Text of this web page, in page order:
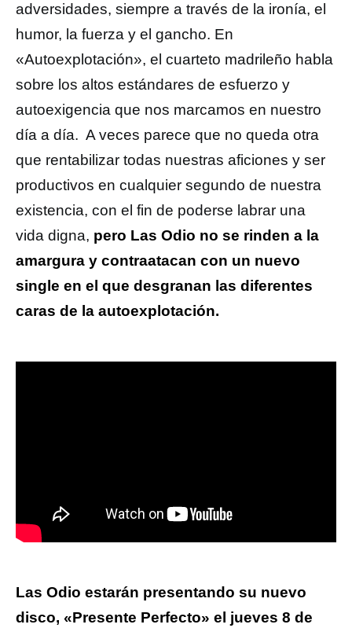
adversidades, siempre a través de la ironía, el
humor, la fuerza y el gancho. En
«Autoexplotación», el cuarteto madrileño habla
sobre los altos estándares de esfuerzo y
autoexigencia que nos marcamos en nuestro
día a día. A veces parece que no queda otra
que rentabilizar todas nuestras aficiones y ser
productivos en cualquier segundo de nuestra
existencia, con el fin de poderse labrar una
vida digna, pero Las Odio no se rinden a la
amargura y contraatacan con un nuevo
single en el que desgranan las diferentes
caras de la autoexplotación.
Las Odio estarán presentando su nuevo
disco, «Presente Perfecto» el jueves 8 de